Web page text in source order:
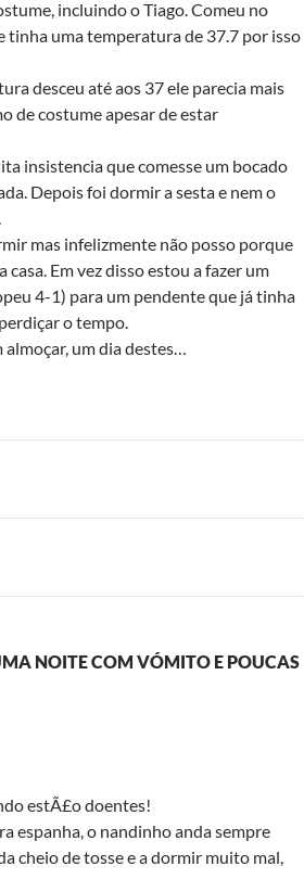
incluindo o Tiago. Comeu no
tinha uma temperatura de 37.7 por isso
desceu até aos 37 ele parecia mais
de costume apesar de estar
insistencia que comesse um bocado
Depois foi dormir a sesta e nem o
mas infelizmente não posso porque
Em vez disso estou a fazer um
4-1) para um pendente que já tinha
o tempo.
almoçar, um dia destes…
NOITE COM VÓMITO E POUCAS
estÃ£o doentes!
espanha, o nandinho anda sempre
cheio de tosse e a dormir muito mal,